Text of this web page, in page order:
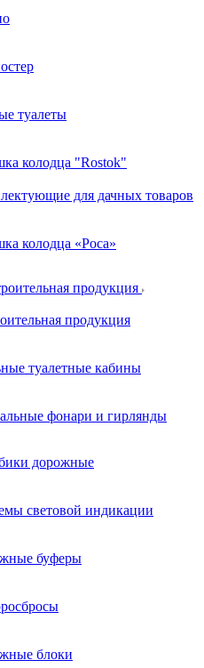
туалеты
колодца "Rostok"
для дачных товаров
колодца «Роса»
продукция
продукция
туалетные кабины
фонари и гирлянды
дорожные
световой индикации
буферы
блоки